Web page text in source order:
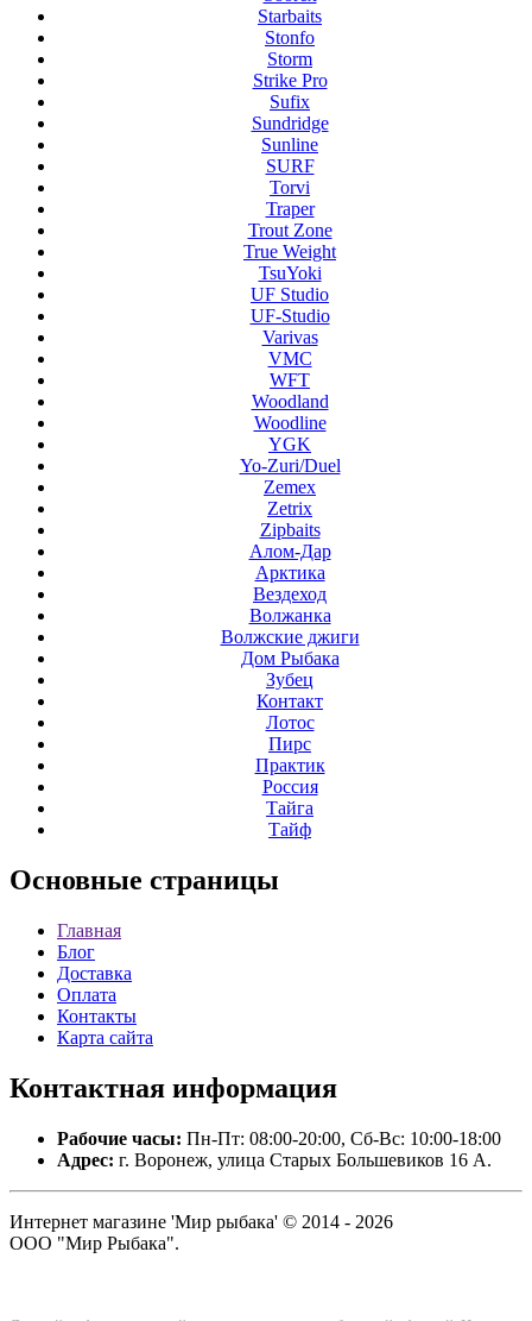
Starbaits
Stonfo
Storm
Strike Pro
Sufix
Sundridge
Sunline
SURF
Torvi
Traper
Trout Zone
True Weight
TsuYoki
UF Studio
UF-Studio
Varivas
VMC
WFT
Woodland
Woodline
YGK
Yo-Zuri/Duel
Zemex
Zetrix
Zipbaits
Алом-Дар
Арктика
Вездеход
Волжанка
Волжские джиги
Дом Рыбака
Зубец
Контакт
Лотос
Пирс
Практик
Россия
Тайга
Тайф
Основные страницы
Главная
Блог
Доставка
Оплата
Контакты
Карта сайта
Контактная информация
Рабочие часы: Пн-Пт: 08:00-20:00, Сб-Вс: 10:00-18:00
Адрес: г. Воронеж, улица Старых Большевиков 16 А.
Интернет магазине 'Мир рыбака' © 2014 - 2026
ООО "Мир Рыбака".